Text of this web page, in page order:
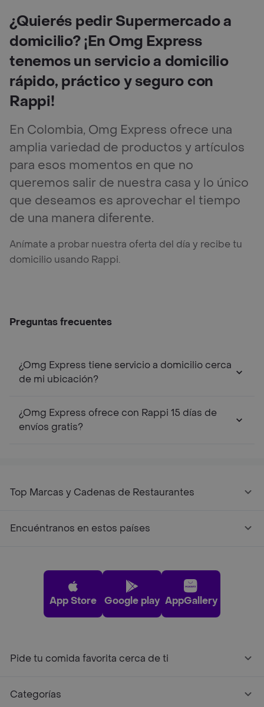
¿Quierés pedir Supermercado a
domicilio? ¡En Omg Express
tenemos un servicio a domicilio
rápido, práctico y seguro con
Rappi!
En Colombia, Omg Express ofrece una
amplia variedad de productos y artículos
para esos momentos en que no
queremos salir de nuestra casa y lo único
que deseamos es aprovechar el tiempo
de una manera diferente.
Anímate a probar nuestra oferta del día y recibe tu
domicilio usando Rappi.
Preguntas frecuentes
¿Omg Express tiene servicio a domicilio cerca
de mi ubicación?
¿Omg Express ofrece con Rappi 15 días de
envíos gratis?
Top Marcas y Cadenas de Restaurantes
Encuéntranos en estos países
App Store Google play AppGallery
Pide tu comida favorita cerca de ti
Categorías